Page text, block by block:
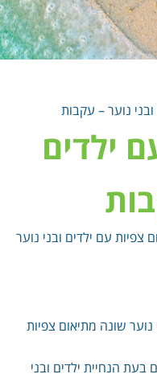
נוער – עקבות
ילדים
צפיות עם ילדים ובני נוער
שונה מתיאום צפיות
הנחיית ילדים ובני